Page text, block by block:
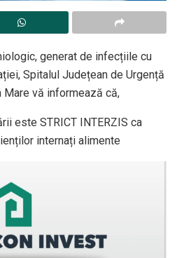
generat de infecțiile cu
Spitalul Județean de Urgență
Mare vă informează că,
este STRICT INTERZIS ca
internați alimente